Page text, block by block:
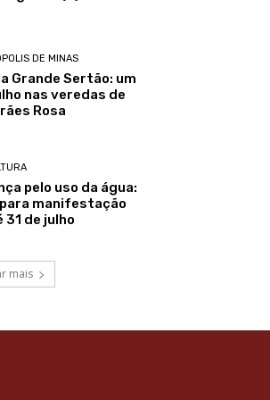
DE MINAS
Grande Sertão: um
nas veredas de
Rosa
pelo uso da água:
manifestação
31 de julho
mais